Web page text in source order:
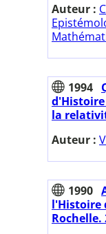
Auteur :
1994
la
Auteur :
1990
l'Histoire
Rochelle.